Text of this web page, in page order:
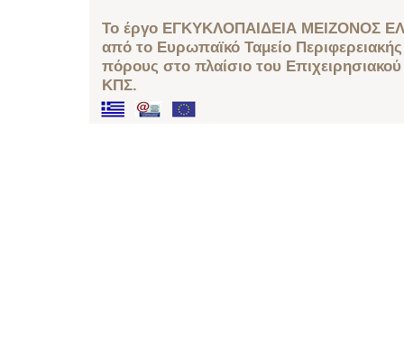
Το έργο ΕΓΚΥΚΛΟΠΑΙΔΕΙΑ ΜΕΙΖΟΝΟΣ
από το Ευρωπαϊκό Ταμείο
πόρους στο πλαίσιο του
ΚΠΣ.